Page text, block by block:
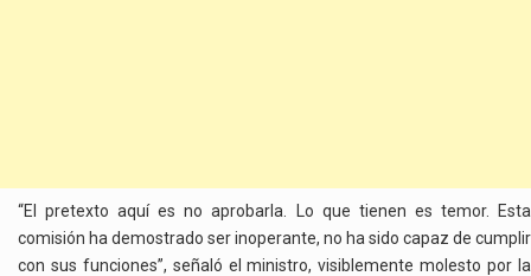
“El pretexto aquí es no aprobarla. Lo que tienen es temor. Esta
comisión ha demostrado ser inoperante, no ha sido capaz de cumplir
con sus funciones”, señaló el ministro, visiblemente molesto por la